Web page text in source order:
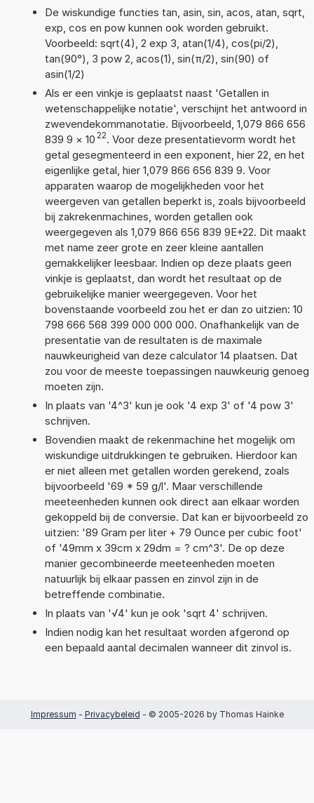
De wiskundige functies tan, asin, sin, acos, atan, sqrt,
exp, cos en pow kunnen ook worden gebruikt.
Voorbeeld: sqrt(4), 2 exp 3, atan(1/4), cos(pi/2),
tan(90°), 3 pow 2, acos(1), sin(π/2), sin(90) of
asin(1/2)
Als er een vinkje is geplaatst naast 'Getallen in
wetenschappelijke notatie', verschijnt het antwoord in
zwevendekommanotatie. Bijvoorbeeld, 1,079 866 656
839 9 × 10 22. Voor deze presentatievorm wordt het
getal gesegmenteerd in een exponent, hier 22, en het
eigenlijke getal, hier 1,079 866 656 839 9. Voor
apparaten waarop de mogelijkheden voor het
weergeven van getallen beperkt is, zoals bijvoorbeeld
bij zakrekenmachines, worden getallen ook
weergegeven als 1,079 866 656 839 9E+22. Dit maakt
met name zeer grote en zeer kleine aantallen
gemakkelijker leesbaar. Indien op deze plaats geen
vinkje is geplaatst, dan wordt het resultaat op de
gebruikelijke manier weergegeven. Voor het
bovenstaande voorbeeld zou het er dan zo uitzien: 10
798 666 568 399 000 000 000. Onafhankelijk van de
presentatie van de resultaten is de maximale
nauwkeurigheid van deze calculator 14 plaatsen. Dat
zou voor de meeste toepassingen nauwkeurig genoeg
moeten zijn.
In plaats van '4^3' kun je ook '4 exp 3' of '4 pow 3'
schrijven.
Bovendien maakt de rekenmachine het mogelijk om
wiskundige uitdrukkingen te gebruiken. Hierdoor kan
er niet alleen met getallen worden gerekend, zoals
bijvoorbeeld '69 * 59 g/l'. Maar verschillende
meeteenheden kunnen ook direct aan elkaar worden
gekoppeld bij de conversie. Dat kan er bijvoorbeeld zo
uitzien: '89 Gram per liter + 79 Ounce per cubic foot'
of '49mm x 39cm x 29dm = ? cm^3'. De op deze
manier gecombineerde meeteenheden moeten
natuurlijk bij elkaar passen en zinvol zijn in de
betreffende combinatie.
In plaats van '√4' kun je ook 'sqrt 4' schrijven.
Indien nodig kan het resultaat worden afgerond op
een bepaald aantal decimalen wanneer dit zinvol is.
Impressum - Privacybeleid - © 2005-2026 by Thomas Hainke